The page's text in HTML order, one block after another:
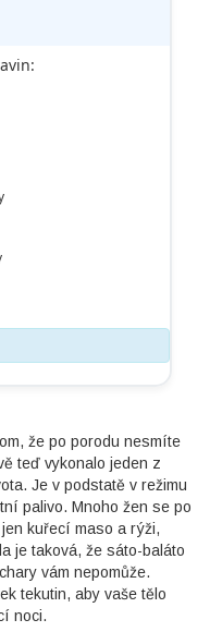
že po porodu nesmíte
teď vykonalo jeden z
Je v podstatě v režimu
palivo. Mnoho žen se po
kuřecí maso a rýži,
je taková, že sáto-baláto
vám nepomůže.
tekutin, aby vaše tělo
noci.